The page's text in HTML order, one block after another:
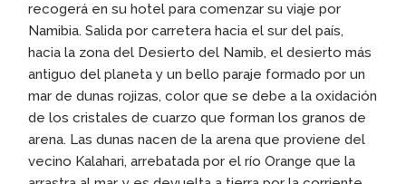
recogerá en su hotel para comenzar su viaje por
Namibia. Salida por carretera hacia el sur del país,
hacia la zona del Desierto del Namib, el desierto más
antiguo del planeta y un bello paraje formado por un
mar de dunas rojizas, color que se debe a la oxidación
de los cristales de cuarzo que forman los granos de
arena. Las dunas nacen de la arena que proviene del
vecino Kalahari, arrebatada por el río Orange que la